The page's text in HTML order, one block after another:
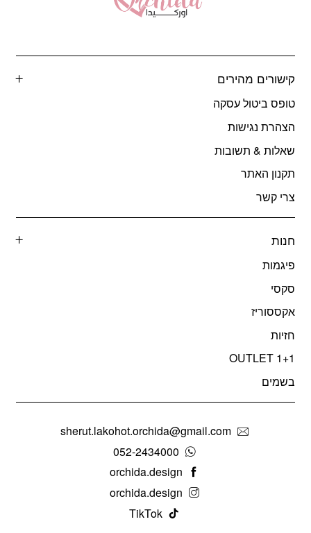
קישורים מהירים
טופס ביטול עסקה
הצהרת נגישות
שאלות & תשובות
תקנון האתר
צרי קשר
חנות
פיגמות
סקסי
אקססוריז
חזיות
OUTLET 1+1
בשמים
sherut.lakohot.orchida@gmail.com
052-2434000
orchida.design
orchida.design
TikTok